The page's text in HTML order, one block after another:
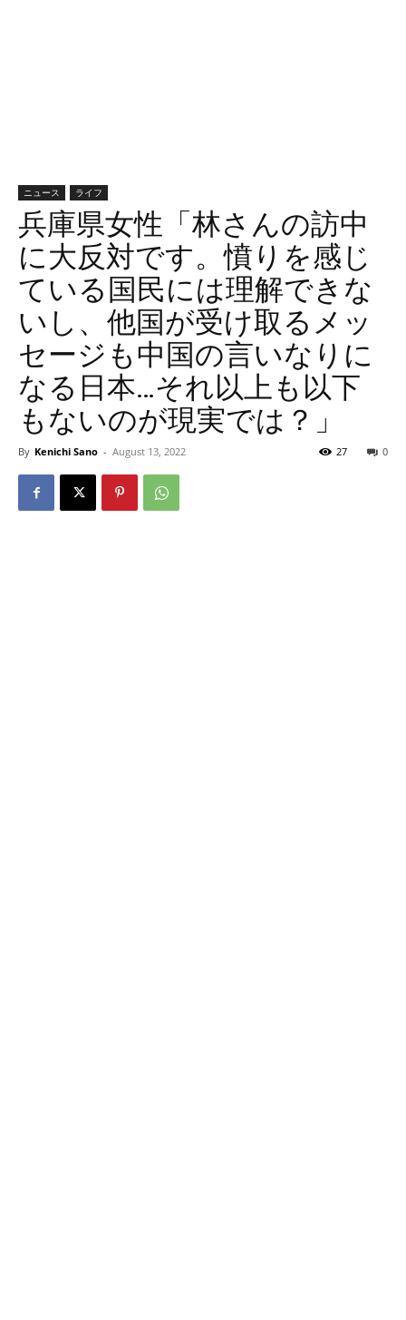
ニュース ライフ
兵庫県女性「林さんの訪中
に大反対です。憤りを感じ
ている国民には理解できな
いし、他国が受け取るメッ
セージも中国の言いなりに
なる日本…それ以上も以下
もないのが現実では？」
By Kenichi Sano - August 13, 2022 0
27